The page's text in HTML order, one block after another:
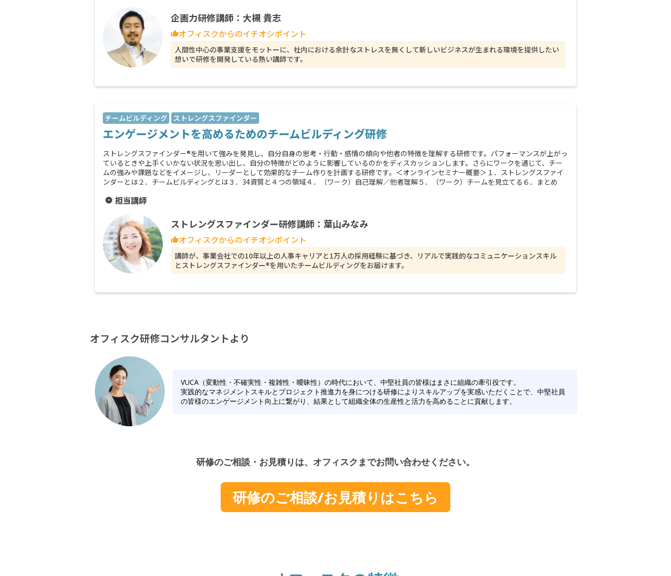
企画力研修講師：大槻 貴志
thumb_upオフィスクからのイチオシポイント
人間性中心の事業支援をモットーに、社内における余計なストレスを無くして新しいビジネスが生まれる環境を提供したい
想いで研修を開発している熱い講師です。
チームビルディング ストレングスファインダー
エンゲージメントを高めるためのチームビルディング研修
ストレングスファインダー®を用いて強みを発見し、自分自身の思考・行動・感情の傾向や他者の特徴を理解する研修です。パフォーマンスが上がっ
ているときや上手くいかない状況を思い出し、自分の特徴がどのように影響しているのかをディスカッションします。さらにワークを通じて、チー
ムの強みや課題などをイメージし、リーダーとして効果的なチーム作りを計画する研修です。＜オンラインセミナー概要＞１．ストレングスファイ
ンダーとは２．チームビルディングとは３．34資質と４つの領域４．（ワーク）自己理解／他者理解５．（ワーク）チームを見立てる６．まとめ
arrow_drop_down_circle 担当講師
ストレングスファインダー研修講師：葉山みなみ
thumb_upオフィスクからのイチオシポイント
講師が、事業会社での10年以上の人事キャリアと1万人の採用経験に基づき、リアルで実践的なコミュニケーションスキル
とストレングスファインダー®を用いたチームビルディングをお届けます。
オフィスク研修コンサルタントより
VUCA（変動性・不確実性・複雑性・曖昧性）の時代において、中堅社員の皆様はまさに組織の牽引役です。
実践的なマネジメントスキルとプロジェクト推進力を身につける研修によりスキルアップを実感いただくことで、中堅社員
の皆様のエンゲージメント向上に繋がり、結果として組織全体の生産性と活力を高めることに貢献します。
研修のご相談・お見積りは、オフィスクまでお問い合わせください。
研修のご相談/お見積りはこちら